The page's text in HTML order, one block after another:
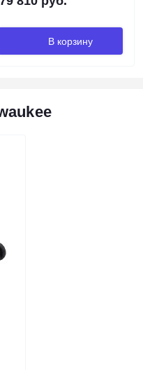
В корзину